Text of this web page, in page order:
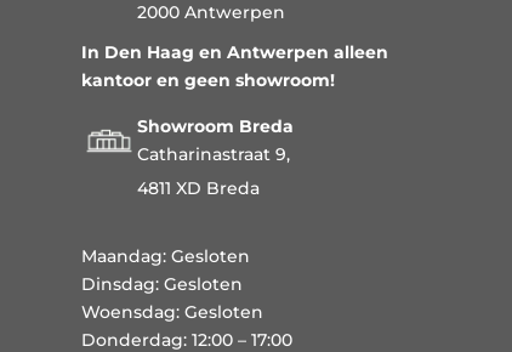
2000 Antwerpen
In Den Haag en Antwerpen alleen
kantoor en geen showroom!
Showroom Breda
Catharinastraat 9,
4811 XD Breda
Maandag: Gesloten
Dinsdag: Gesloten
Woensdag: Gesloten
Donderdag: 12:00 – 17:00